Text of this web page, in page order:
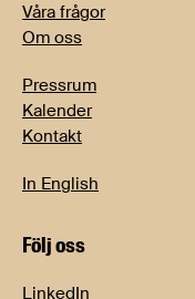
Våra frågor
Om oss
Pressrum
Kalender
Kontakt
In English
Följ oss
LinkedIn